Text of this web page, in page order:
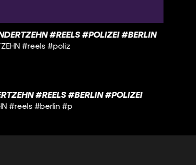
#REELS #POLIZEI #BERLIN
#reels #poliz
#REELS #BERLIN #POLIZEI
#reels #berlin #p